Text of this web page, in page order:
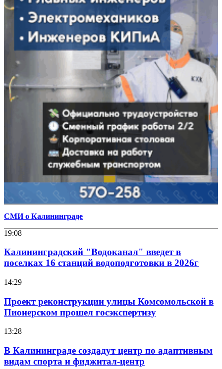
СМИ о Калининграде
19:08
Калининградский "Водоканал" введет в
поселках 16 станций водоподготовки в 2026г
14:29
Проект реконструкции улицы Комсомольской в
Пионерском прошел госэкспертизу
13:28
В Калининграде создадут центр по адаптивным
видам спорта и фиджитал-центр